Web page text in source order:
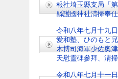
報社埼玉縣支局「
縣護國神社淸掃奉
令和八年七月十九
愛和塾、ひのもと
木博司海軍少佐奧
天慰靈碑參拜、淸掃
令和八年七月十一